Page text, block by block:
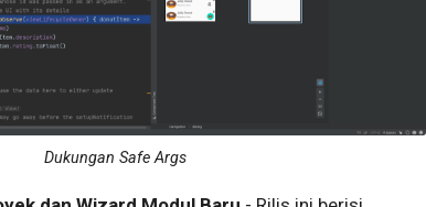
Dukungan Safe Args